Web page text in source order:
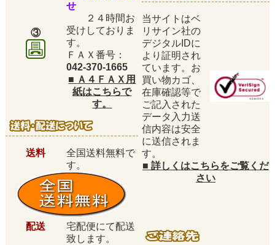
③
せ
２４時間お
受けしておりま
す。
ＦＡＸ番号：
042-370-1665
当サイトはベ
リサイン社の
デジタルIDに
より証明され
ています。お
買い物カゴ、
在庫確認等で
ご記入された
データ入力送
信内容は安全
に送信されま
す。
■ 詳しくはこちらをご覧くだ
さい
■ Ａ４ＦＡＸ用
紙はこちらで
す。
送料
全国送料無料で
す。
配送
宅配便にて配送
致します。